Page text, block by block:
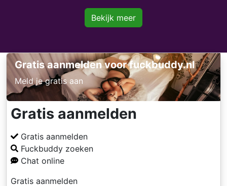
Bekijk meer
Gratis aanmelden voor fuckbuddy.nl
Meld je gratis aan
Gratis aanmelden
Gratis aanmelden
Fuckbuddy zoeken
Chat online
Gratis aanmelden